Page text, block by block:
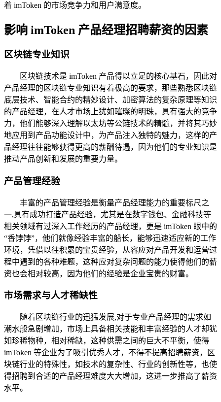
着 imToken 的市场竞争力和用户满意度。
影响 imToken 产品经理招聘薪资的因素
区块链专业知识
区块链技术是 imToken 产品得以立足的核心基石，因此对
产品经理的区块链专业知识有着极高的要求，那些熟悉区块链
底层技术、智能合约的精妙设计、加密算法的复杂原理等知识
的产品经理，在人才市场上犹如璀璨的明珠，具有强大的竞争
力，他们能够深入理解以太坊等公链技术的精髓，并将其巧妙
地应用到产品功能设计中，为产品注入独特的魅力，这样的产
品经理往往能够获得更高的薪酬待遇，因为他们的专业知识是
推动产品创新和发展的重要力量。
产品管理经验
丰富的产品管理经验是衡量产品经理能力的重要标尺之
一,具有成功打造产品经验，尤其是在数字钱包、金融科技等
相关领域有过深入工作经历的产品经理，更是 imToken 眼中的
“香饽饽”，他们就像经验丰富的船长，能够迅速适应新的工作
环境，凭借以往积累的宝贵经验，从容应对产品开发和运营过
程中遇到的各种难题，这种应对复杂问题的能力使得他们的薪
资也会相对较高，因为他们的经验是企业宝贵的财富。
市场需求与人才稀缺性
随着区块链行业的迅猛发展,对于专业产品经理的需求如
潮水般急剧增加，市场上具备相关技能和丰富经验的人才却犹
如珍稀物种，相对稀缺，这种供需之间的巨大不平衡，使得
imToken 等企业为了吸引优秀人才，不得不提高招聘薪资，区
块链行业的特殊性，如技术的复杂性、行业的创新性等，也使
得招聘到合适的产品经理难度大大增加，这进一步推高了薪资
水平。